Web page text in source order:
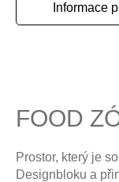
Informace
FOOD
Prostor, který je
Designbloku a